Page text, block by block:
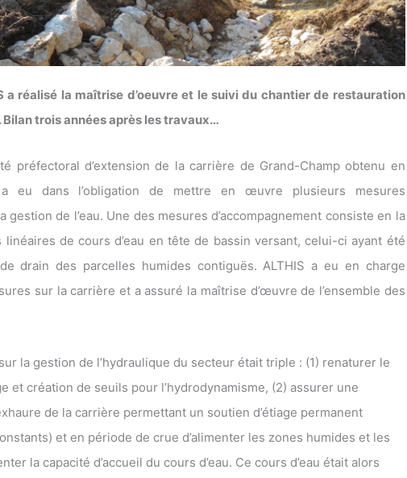
a réalisé la maîtrise d’oeuvre et le suivi du chantier de restauration
Bilan trois années après les travaux…
préfectoral d’extension de la carrière de Grand-Champ obtenu en
eu dans l’obligation de mettre en œuvre plusieurs mesures
de l’eau. Une des mesures d’accompagnement consiste en la
de cours d’eau en tête de bassin versant, celui-ci ayant été
drain des parcelles humides contiguës. ALTHIS a eu en charge
sur la carrière et a assuré la maîtrise d’œuvre de l’ensemble des
la gestion de l’hydraulique du secteur était triple : (1) renaturer le
et création de seuils pour l’hydrodynamisme, (2) assurer une
de la carrière permettant un soutien d’étiage permanent
et en période de crue d’alimenter les zones humides et les
la capacité d’accueil du cours d’eau. Ce cours d’eau était alors